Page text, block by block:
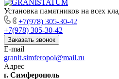
Установка памятников на всех
+7(978) 305-30-42
+7(978) 305-30-42
Заказать звонок
E-mail
granit.simferopol@mail.ru
Адрес
г. Симферополь